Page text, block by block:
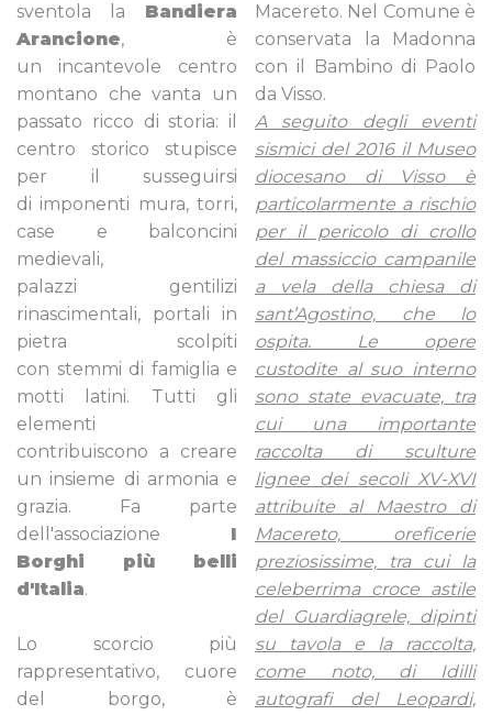
sventola la Bandiera
Arancione,
è
un incantevole centro
montano che vanta un
passato ricco di storia: il
centro storico stupisce
per il susseguirsi
di imponenti mura, torri,
case e balconcini
medievali,
palazzi gentilizi
rinascimentali, portali in
pietra scolpiti
con stemmi di famiglia e
motti latini. Tutti gli
elementi
contribuiscono a creare
un insieme di armonia e
grazia. Fa parte
dell'associazione I
Borghi più belli
d'Italia.
Lo scorcio più
rappresentativo, cuore
del borgo, è
Macereto. Nel Comune è
conservata la Madonna
con il Bambino di Paolo
da Visso.
A seguito degli eventi
sismici del 2016 il Museo
diocesano di Visso è
particolarmente a rischio
per il pericolo di crollo
del massiccio campanile
a vela della chiesa di
sant’Agostino, che lo
ospita. Le opere
custodite al suo interno
sono state evacuate, tra
cui una importante
raccolta di sculture
lignee dei secoli XV-XVI
attribuite al Maestro di
Macereto, oreficerie
preziosissime, tra cui la
celeberrima croce astile
del Guardiagrele, dipinti
su tavola e la raccolta,
come noto, di Idilli
autografi del Leopardi,